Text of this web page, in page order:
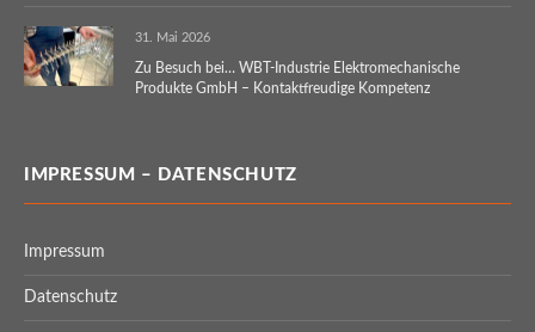
31. Mai 2026
Zu Besuch bei… WBT-Industrie Elektromechanische
Produkte GmbH – Kontaktfreudige Kompetenz
IMPRESSUM – DATENSCHUTZ
Impressum
Datenschutz